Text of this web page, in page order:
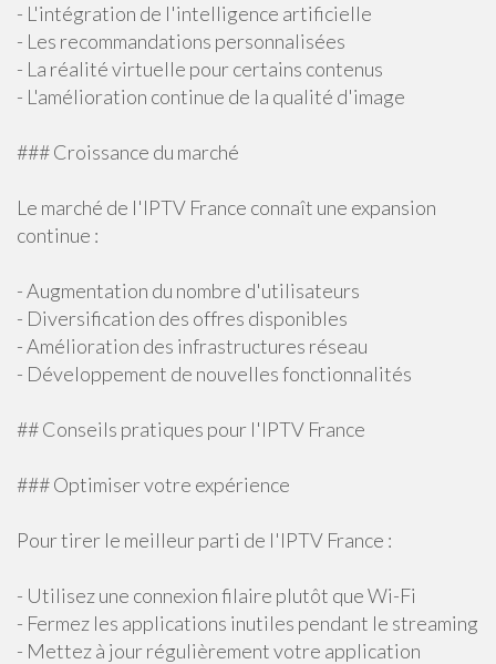
- L'intégration de l'intelligence artificielle
- Les recommandations personnalisées
- La réalité virtuelle pour certains contenus
- L'amélioration continue de la qualité d'image
### Croissance du marché
Le marché de l'IPTV France connaît une expansion
continue :
- Augmentation du nombre d'utilisateurs
- Diversification des offres disponibles
- Amélioration des infrastructures réseau
- Développement de nouvelles fonctionnalités
## Conseils pratiques pour l'IPTV France
### Optimiser votre expérience
Pour tirer le meilleur parti de l'IPTV France :
- Utilisez une connexion filaire plutôt que Wi-Fi
- Fermez les applications inutiles pendant le streaming
- Mettez à jour régulièrement votre application